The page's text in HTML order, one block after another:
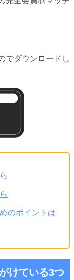
でダウンロードし
のポイントは
けている3つ